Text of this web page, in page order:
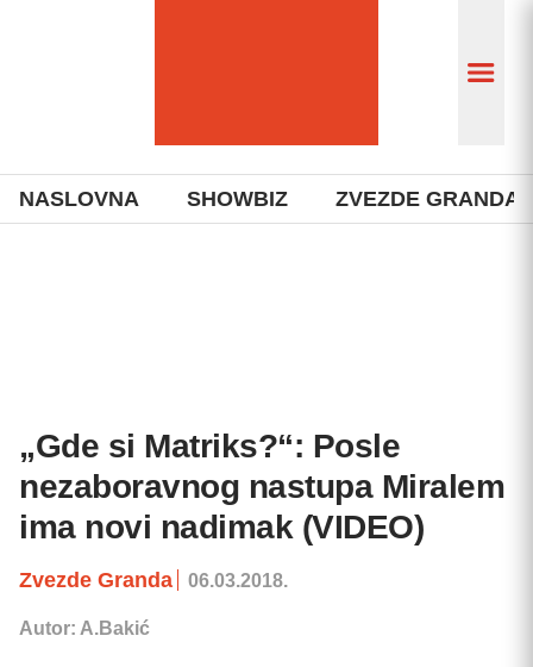
NASLOVNA SHOWBIZ ZVEZDE GRANDA
„Gde si Matriks?“: Posle
nezaboravnog nastupa Miralem
ima novi nadimak (VIDEO)
Zvezde Granda 06.03.2018.
Autor: A.Bakić